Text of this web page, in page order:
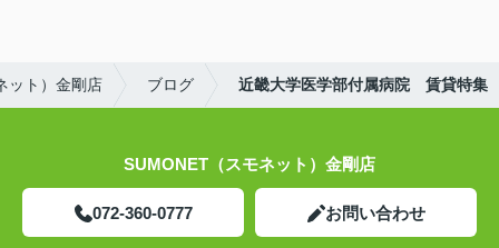
ット）金剛店 ブログ 近畿大学医学部付属病院 賃貸特集
SUMONET（スモネット）金剛店
072-360-0777 お問い合わせ